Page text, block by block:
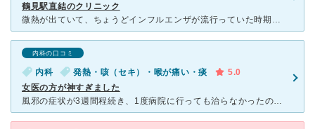
鶴見駅直結のクリニック
微熱が出ていて、ちょうどインフルエンザが流行っていた時期だったため、仕事終わりに夕方も受け付けているこちらのクリニックにうかがいました。 結果は陰性でしたが、スピーディに検査していただけてよかっ
内科の口コミ
内科 発熱・咳（セキ）・喉が痛い・痰
5.0
女医の方が神すぎました
風邪の症状が3週間程続き、1度病院に行っても治らなかったので、２回目の病院にここを選びました。 日曜日のお昼に受診しにいったのですが、ネットで予約出来るので比較的待つ時間も短くて良かったです。 診